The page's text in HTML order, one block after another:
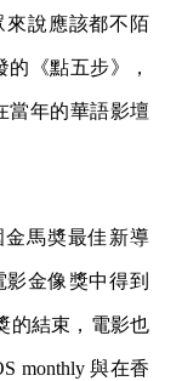
來說應該都不陌
的《點五步》，
當年的華語影壇
金馬奬最佳新導
金像獎中得到
的結束，電影也
monthly 與在香